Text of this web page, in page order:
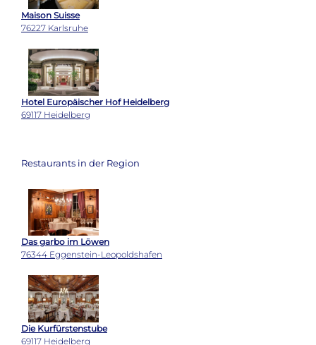
Maison Suisse
76227 Karlsruhe
Hotel Europäischer Hof Heidelberg
69117 Heidelberg
Restaurants in der Region
Das garbo im Löwen
76344 Eggenstein-Leopoldshafen
Die Kurfürstenstube
69117 Heidelberg